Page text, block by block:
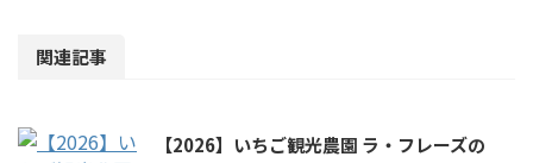
関連記事
【2026】いちご観光農園 ラ・フレーズの